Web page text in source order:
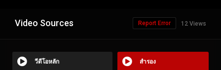
Video Sources 12 Views
Report Error
วีดีโอหลัก สำรอง